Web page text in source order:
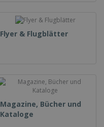
Flyer & Flugblätter
Magazine, Bücher und
Kataloge